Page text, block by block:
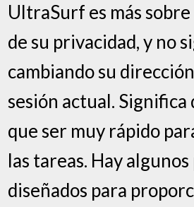
UltraSurf es más
de su privacidad, y no
cambiando su
sesión actual. Significa
que ser muy rápido
las tareas. Hay
diseñados para